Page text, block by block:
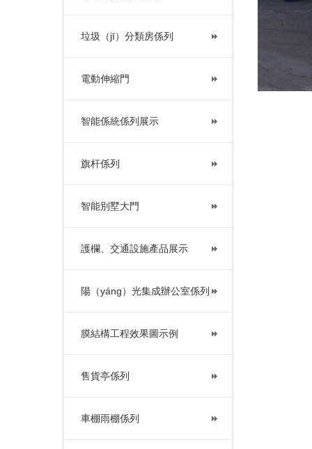
垃圾（jī）分類房係列
電動伸縮門
智能係統係列展示
旗杆係列
智能別墅大門
護欄、交通設施產品展示
陽（yáng）光集成辦公室係列
膜結構工程效果圖示例
售貨亭係列
車棚雨棚係列